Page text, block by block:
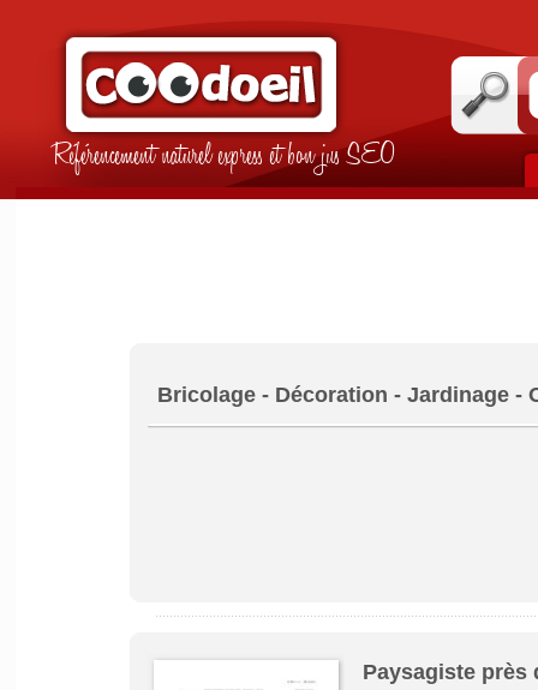
Référencement naturel express et bon jus SEO
Bricolage - Décoration - Jardinage -
Paysagiste près